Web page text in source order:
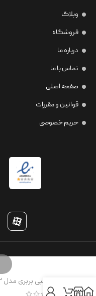
وبلاگ
فروشگاه
درباره ما
تماس با ما
صفحه اصلی
قوانین و مقررات
حریم خصوصی
عینک طبی بربری مدل BE2322